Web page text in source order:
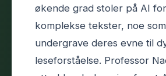
økende grad stoler på AI
komplekse tekster, noe
undergrave deres evne til
leseforståelse. Professor